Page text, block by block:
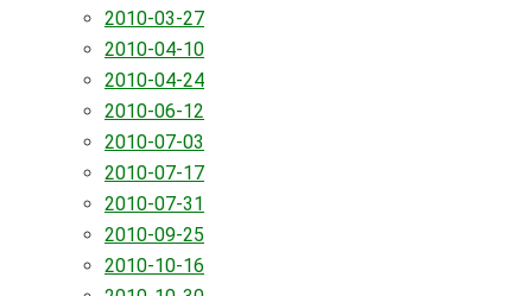
2010-03-27
2010-04-10
2010-04-24
2010-06-12
2010-07-03
2010-07-17
2010-07-31
2010-09-25
2010-10-16